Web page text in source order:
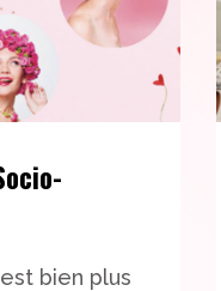
bien plus